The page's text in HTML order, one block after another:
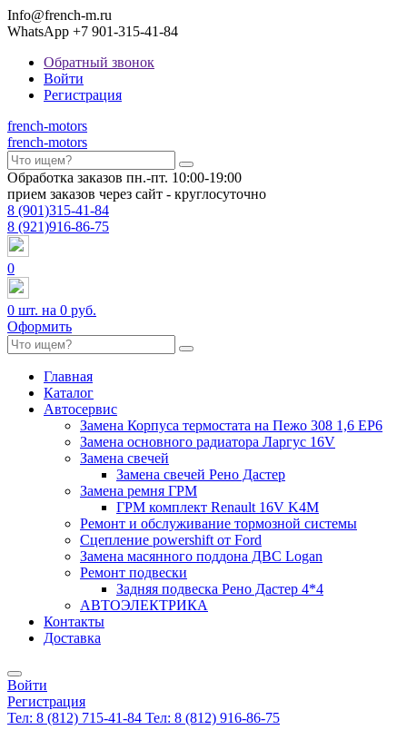
Info@french-m.ru
WhatsApp +7 901-315-41-84
Обратный звонок
Войти
Регистрация
french-motors
french-motors
Обработка заказов пн.-пт. 10:00-19:00
прием заказов через сайт - круглосуточно
8 (901)315-41-84
8 (921)916-86-75
0
0 шт. на 0 руб.
Оформить
Главная
Каталог
Автосервис
Замена Корпуса термостата на Пежо 308 1,6 EP6
Замена основного радиатора Ларгус 16V
Замена свечей
Замена свечей Рено Дастер
Замена ремня ГРМ
ГРМ комплект Renault 16V K4M
Ремонт и обслуживание тормозной системы
Сцепление powershift от Ford
Замена масянного поддона ДВС Logan
Ремонт подвески
Задняя подвеска Рено Дастер 4*4
АВТОЭЛЕКТРИКА
Контакты
Доставка
Войти
Регистрация
Тел: 8 (812) 715-41-84 Тел: 8 (812) 916-86-75